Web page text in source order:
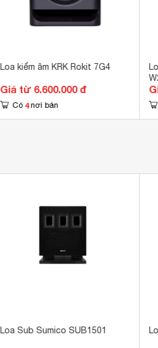
Loa kiểm âm KRK Rokit 7G4
Giá từ 6.600.000 đ
Có 4 nơi bán
Loa Sub Sumico SUB1501